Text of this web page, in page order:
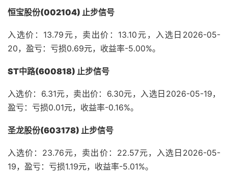
恒宝股份(002104) 止步信号
入选价：13.79元，卖出价：13.10元，入选日2026-05-
20，盈亏：亏损0.69元，收益率-5.00%。
ST中路(600818) 止步信号
入选价：6.31元，卖出价：6.30元，入选日2026-05-19，
盈亏：亏损0.01元，收益率-0.16%。
圣龙股份(603178) 止步信号
入选价：23.76元，卖出价：22.57元，入选日2026-05-
19，盈亏：亏损1.19元，收益率-5.01%。